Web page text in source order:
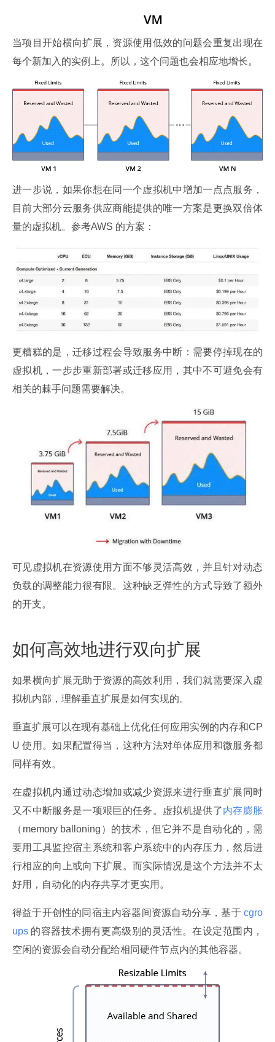
当项目开始横向扩展，资源使用低效的问题会重复出现在
每个新加入的实例上。所以，这个问题也会相应地增长。
进一步说，如果你想在同一个虚拟机中增加一点点服务，
目前大部分云服务供应商能提供的唯一方案是更换双倍体
量的虚拟机。参考AWS 的方案：
更糟糕的是，迁移过程会导致服务中断：需要停掉现在的
虚拟机，一步步重新部署或迁移应用，其中不可避免会有
相关的棘手问题需要解决。
可见虚拟机在资源使用方面不够灵活高效，并且针对动态
负载的调整能力很有限。这种缺乏弹性的方式导致了额外
的开支。
如何高效地进行双向扩展
如果横向扩展无助于资源的高效利用，我们就需要深入虚
拟机内部，理解垂直扩展是如何实现的。
垂直扩展可以在现有基础上优化任何应用实例的内存和CP
U 使用。如果配置得当，这种方法对单体应用和微服务都
同样有效。
在虚拟机内通过动态增加或减少资源来进行垂直扩展同时
又不中断服务是一项艰巨的任务。虚拟机提供了内存膨胀
（memory balloning）的技术，但它并不是自动化的，需
要用工具监控宿主系统和客户系统中的内存压力，然后进
行相应的向上或向下扩展。而实际情况是这个方法并不太
好用，自动化的内存共享才更实用。
得益于开创性的同宿主内容器间资源自动分享，基于 cgro
ups 的容器技术拥有更高级别的灵活性。在设定范围内，
空闲的资源会自动分配给相同硬件节点内的其他容器。